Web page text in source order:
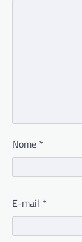
Nome *
E-mail *